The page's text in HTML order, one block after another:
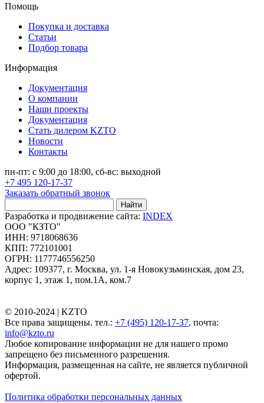
Помощь
Покупка и доставка
Статьи
Подбор товара
Информация
Документация
О компании
Наши проекты
Документация
Стать дилером KZTO
Новости
Контакты
пн-пт: с 9:00 до 18:00, сб-вс: выходной
+7 495 120-17-37
Заказать обратный звонок
Найти
Разработка и продвижение сайта: INDEX
ООО "КЗТО"
ИНН: 9718068636
КПП: 772101001
ОГРН: 1177746556250
Адрес: 109377, г. Москва, ул. 1-я Новокузьминская, дом 23,
корпус 1, этаж 1, пом.1А, ком.7
© 2010-2024 | KZTO
Все права защищены. тел.: +7 (495) 120-17-37, почта:
info@kzto.ru
Любое копирование информации не для нашего промо
запрещено без письменного разрешения.
Информация, размещенная на сайте, не является публичной
офертой.
Политика обработки персональных данных